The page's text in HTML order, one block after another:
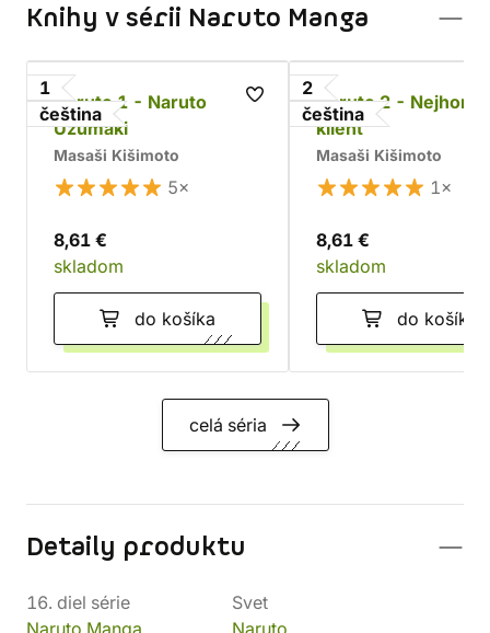
Knihy v sérii Naruto Manga
1
čeština
Naruto 1 - Naruto
Uzumaki
Masaši Kišimoto
5×
8,61 €
skladom
do košíka
2
čeština
Naruto 2 - Nejhorší
klient
Masaši Kišimoto
1×
8,61 €
skladom
do košíka
celá séria
Detaily produktu
16. diel série
Naruto Manga
Svet
Naruto